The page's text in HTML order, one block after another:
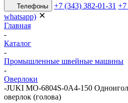
Телефоны +7 (343) 382-01-31 +7
whatsapp)
Главная
-
Каталог
-
Промышленные швейные машины
-
Оверлоки
-JUKI MO-6804S-0A4-150
оверлок (голова)